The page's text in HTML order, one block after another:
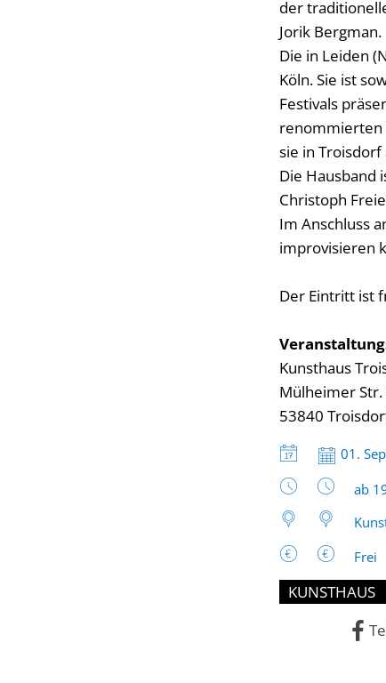
der
Jorik Bergman.
Die in Leiden
Köln. Sie ist
Festivals
renommierten
sie in
Die Hausband
Christoph
Im Anschluss
improvisieren
Der Eintritt ist
Kunsthaus
Mülheimer Str.
53840
Datum:
01.
ab
Frei
KUNSTHAUS